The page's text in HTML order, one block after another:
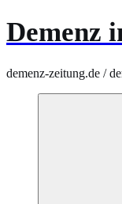
Demenz
demenz-zeitung.de /